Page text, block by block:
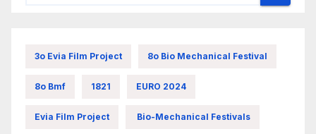
3ο Evia Film Project 8ο Bio Mechanical Festival
8ο Bmf 1821 EURO 2024
Evia Film Project Bio-Mechanical Festivals